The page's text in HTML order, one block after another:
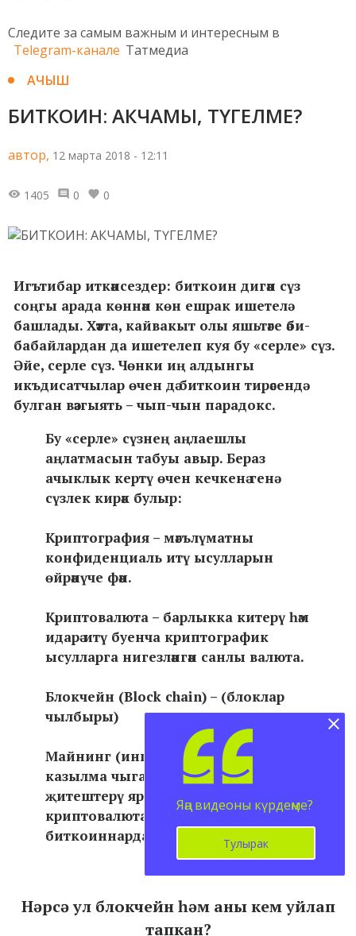
Следите за самым важным и интересным в
Telegram-канале Татмедиа
АЧЫШ
БИТКОИН: АКЧАМЫ, ТҮГЕЛМЕ?
автор, 12 марта 2018 - 12:11
1405 0 0
Игътибар иткәнсездер: биткоин дигән сүз
соңгы арада көннән көн ешрак ишетелә
башлады. Хәтта, кайвакыт олы яшьтәге әби-
бабайлардан да ишетелеп куя бу «серле» сүз.
Әйе, серле сүз. Чөнки иң алдынгы
икъдисатчылар өчен дә биткоин тирәсендә
булган вәзгыять – чып-чын парадокс.
Бу «серле» сүзнең аңлаешлы
аңлатмасын табуы авыр. Бераз
ачыклык кертү өчен кечкенә генә
сүзлек кирәк булыр:
Криптография – мәгълүматны
конфиденциаль итү ысулларын
өйрәнүче фән.
Криптовалюта – барлыкка китерү һәм
идарә итү буенча криптографик
ысулларга нигезләнгән санлы валюта.
Блокчейн (Block chain) – (блоклар
чылбыры)
Майнинг (инг. mining – файдалы
казылма чыгару) – яңа блоклар
җитештерү ярдәмендә
криптовалюталарда, аеруча
биткоиннарда акча эшләү.
Нәрсә ул блокчейн һәм аны кем уйлап
тапкан?
Яңа видеоны күрдеңме?
Тулырак